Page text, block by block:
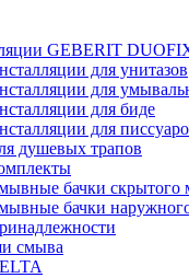
GEBERIT
для унитазов
для
для биде
для
душевых трапов
бачки скрытого
бачки
смыва